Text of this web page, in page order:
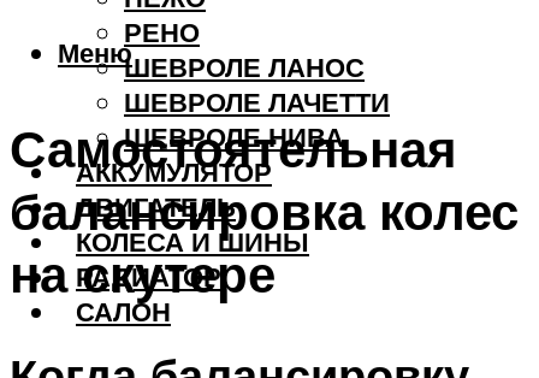
РЕНО
ШЕВРОЛЕ ЛАНОС
ШЕВРОЛЕ ЛАЧЕТТИ
ШЕВРОЛЕ НИВА
АККУМУЛЯТОР
ДВИГАТЕЛЬ
КОЛЕСА И ШИНЫ
РАДИАТОР
САЛОН
Меню
Самостоятельная
балансировка колес
на скутере